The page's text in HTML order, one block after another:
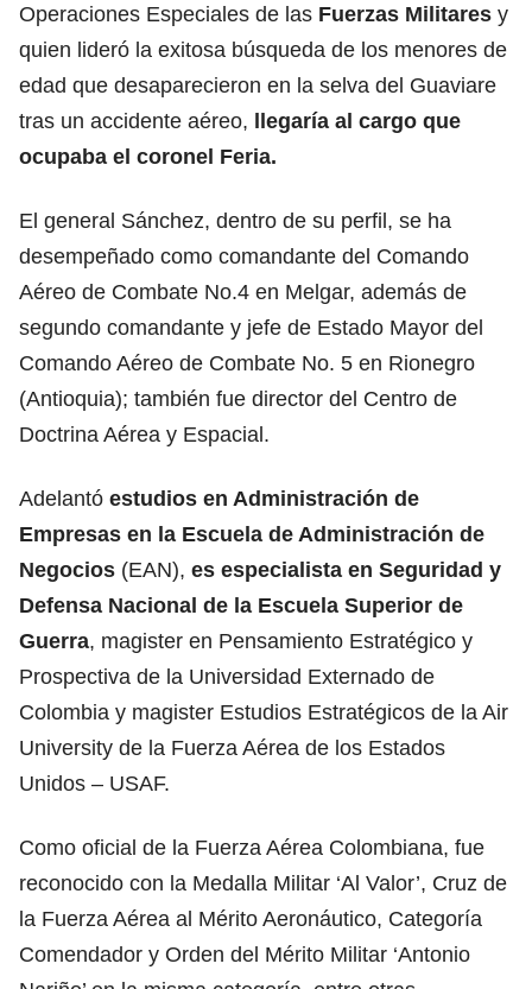
Operaciones Especiales de las Fuerzas Militares y
quien lideró la exitosa búsqueda de los menores de
edad que desaparecieron en la selva del Guaviare
tras un accidente aéreo, llegaría al cargo que
ocupaba el coronel Feria.
El general Sánchez, dentro de su perfil, se ha
desempeñado como comandante del Comando
Aéreo de Combate No.4 en Melgar, además de
segundo comandante y jefe de Estado Mayor del
Comando Aéreo de Combate No. 5 en Rionegro
(Antioquia); también fue director del Centro de
Doctrina Aérea y Espacial.
Adelantó estudios en Administración de
Empresas en la Escuela de Administración de
Negocios (EAN), es especialista en Seguridad y
Defensa Nacional de la Escuela Superior de
Guerra, magister en Pensamiento Estratégico y
Prospectiva de la Universidad Externado de
Colombia y magister Estudios Estratégicos de la Air
University de la Fuerza Aérea de los Estados
Unidos – USAF.
Como oficial de la Fuerza Aérea Colombiana, fue
reconocido con la Medalla Militar ‘Al Valor’, Cruz de
la Fuerza Aérea al Mérito Aeronáutico, Categoría
Comendador y Orden del Mérito Militar ‘Antonio